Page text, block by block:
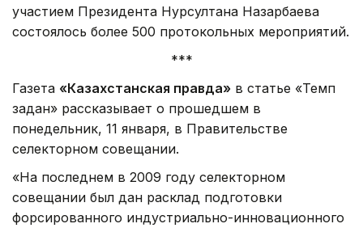
участием Президента Нурсултана Назарбаева
состоялось более 500 протокольных мероприятий.
***
Газета «Казахстанская правда» в статье «Темп
задан» рассказывает о прошедшем в
понедельник, 11 января, в Правительстве
селекторном совещании.
«На последнем в 2009 году селекторном
совещании был дан расклад подготовки
форсированного индустриально-инновационного